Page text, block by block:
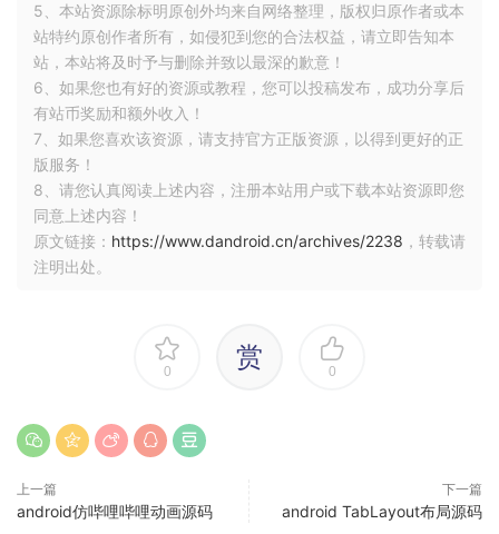
5、本站资源除标明原创外均来自网络整理，版权归原作者或本
站特约原创作者所有，如侵犯到您的合法权益，请立即告知本
站，本站将及时予与删除并致以最深的歉意！
6、如果您也有好的资源或教程，您可以投稿发布，成功分享后
有站币奖励和额外收入！
7、如果您喜欢该资源，请支持官方正版资源，以得到更好的正
版服务！
8、请您认真阅读上述内容，注册本站用户或下载本站资源即您
同意上述内容！
原文链接： https://www.dandroid.cn/archives/2238 ，转载请
注明出处。
0 赏 0
上一篇
android仿哔哩哔哩动画源码
下一篇
android TabLayout布局源码